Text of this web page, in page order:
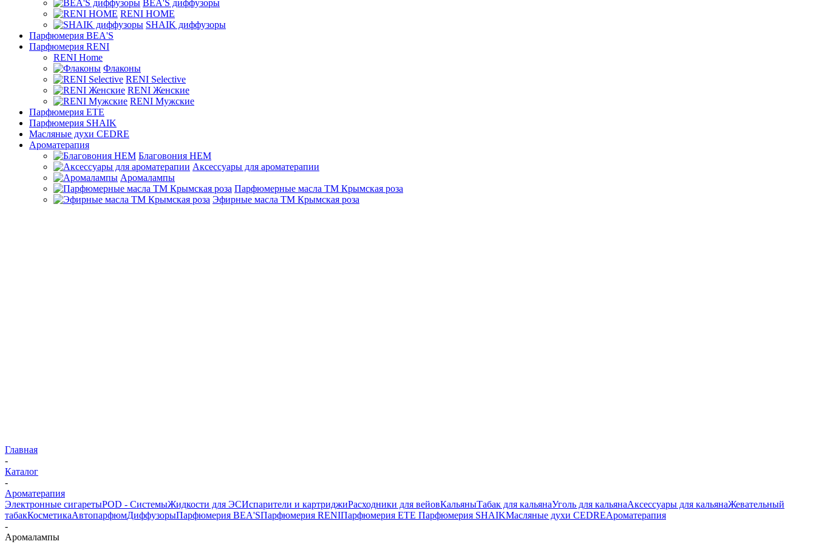
BEA'S диффузоры
RENI HOME
SHAIK диффузоры
Парфюмерия BEA'S
Парфюмерия RENI
RENI Home
Флаконы
RENI Selective
RENI Женские
RENI Мужские
Парфюмерия ETE
Парфюмерия SHAIK
Масляные духи CEDRE
Ароматерапия
Благовония HEM
Аксессуары для ароматерапии
Аромалампы
Парфюмерные масла ТМ Крымская роза
Эфирные масла ТМ Крымская роза
Главная
-
Каталог
-
Ароматерапия
Электронные сигаретыPOD - СистемыЖидкости для ЭСИспарители и картриджиРасходники для вейовКальяныТабак для кальянаУголь для кальянаАксессуары для кальянаЖевательный
табакКосметикаАвтопарфюмДиффузорыПарфюмерия BEA'SПарфюмерия RENIПарфюмерия ETE Парфюмерия SHAIKМасляные духи CEDREАроматерапия
-
Аромалампы